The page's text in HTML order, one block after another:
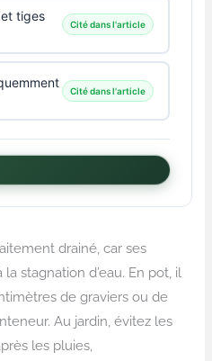
tiges
Cité dans l'article
Cité dans l'article
drainé, car ses
stagnation d’eau. En pot, il
de graviers ou de
Au jardin, évitez les
les pluies,